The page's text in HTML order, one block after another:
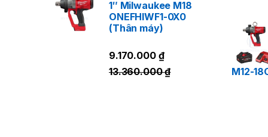
1″ Milwaukee M18
ONEFHIWF1-0X0
(Thân máy)
9.170.000 ₫
13.360.000₫
M12-